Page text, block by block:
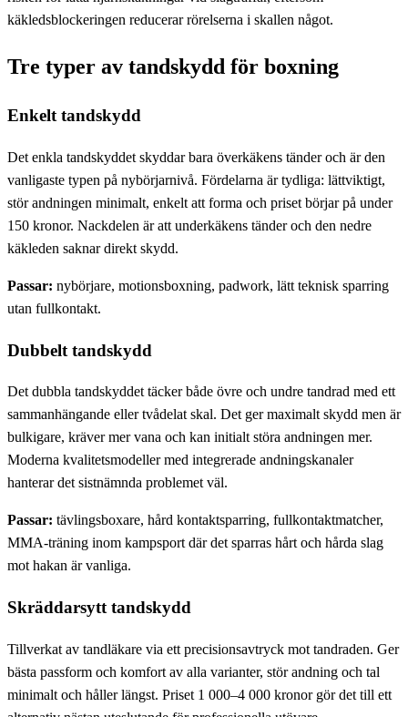
käkledsblockeringen reducerar rörelserna i skallen något.
Tre typer av tandskydd för boxning
Enkelt tandskydd
Det enkla tandskyddet skyddar bara överkäkens tänder och är den
vanligaste typen på nybörjarnivå. Fördelarna är tydliga: lättviktigt,
stör andningen minimalt, enkelt att forma och priset börjar på under
150 kronor. Nackdelen är att underkäkens tänder och den nedre
käkleden saknar direkt skydd.
Passar: nybörjare, motionsboxning, padwork, lätt teknisk sparring
utan fullkontakt.
Dubbelt tandskydd
Det dubbla tandskyddet täcker både övre och undre tandrad med ett
sammanhängande eller tvådelat skal. Det ger maximalt skydd men är
bulkigare, kräver mer vana och kan initialt störa andningen mer.
Moderna kvalitetsmodeller med integrerade andningskanaler
hanterar det sistnämnda problemet väl.
Passar: tävlingsboxare, hård kontaktsparring, fullkontaktmatcher,
MMA-träning inom kampsport där det sparras hårt och hårda slag
mot hakan är vanliga.
Skräddarsytt tandskydd
Tillverkat av tandläkare via ett precisionsavtryck mot tandraden. Ger
bästa passform och komfort av alla varianter, stör andning och tal
minimalt och håller längst. Priset 1 000–4 000 kronor gör det till ett